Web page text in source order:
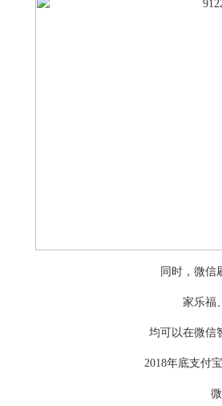
同时，微信
家乐福
均可以在微信
2018年底支付